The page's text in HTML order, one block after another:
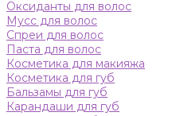
Оксиданты для волос
Мусс для волос
Спреи для волос
Паста для волос
Косметика для макияжа
Косметика для губ
Бальзамы для губ
Карандаши для губ